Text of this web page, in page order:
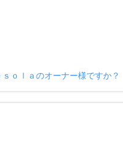
ｏｌａのオーナー様ですか？